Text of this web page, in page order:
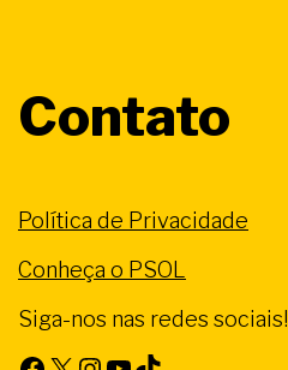
Contato
Política de Privacidade
Conheça o PSOL
Siga-nos nas redes sociais!